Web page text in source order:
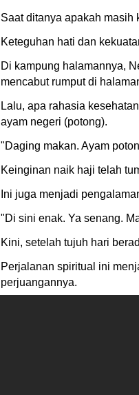
Saat ditanya apakah masih
Keteguhan hati dan
Di kampung halamannya,
mencabut rumput di
Lalu, apa rahasia
ayam negeri (potong).
"Daging makan. Ayam
Keinginan naik haji telah
Ini juga menjadi
"Di sini enak. Ya senang.
Kini, setelah tujuh hari
Perjalanan spiritual ini
perjuangannya.